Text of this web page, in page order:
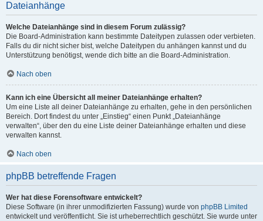
Dateianhänge
Welche Dateianhänge sind in diesem Forum zulässig?
Die Board-Administration kann bestimmte Dateitypen zulassen oder verbieten.
Falls du dir nicht sicher bist, welche Dateitypen du anhängen kannst und du
Unterstützung benötigst, wende dich bitte an die Board-Administration.
Nach oben
Kann ich eine Übersicht all meiner Dateianhänge erhalten?
Um eine Liste all deiner Dateianhänge zu erhalten, gehe in den persönlichen
Bereich. Dort findest du unter „Einstieg“ einen Punkt „Dateianhänge
verwalten“, über den du eine Liste deiner Dateianhänge erhalten und diese
verwalten kannst.
Nach oben
phpBB betreffende Fragen
Wer hat diese Forensoftware entwickelt?
Diese Software (in ihrer unmodifizierten Fassung) wurde von phpBB Limited
entwickelt und veröffentlicht. Sie ist urheberrechtlich geschützt. Sie wurde unter